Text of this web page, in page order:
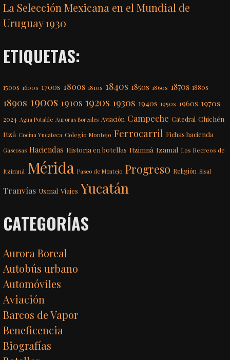
La Selección Mexicana en el Mundial de
Uruguay 1930
ETIQUETAS:
1500s 1600s 1700s 1800s 1810s 1840s 1850s 1860s 1870s 1880s
1890s 1900s 1910s 1920s 1930s 1940s 1950s 1960s 1970s
2024 Agua Potable Auroras Boreales Aviación Campeche Catedral Chichén
Itzá Cocina Yucateca Colegio Montejo Ferrocarril Fichas hacienda
Gaseosas Haciendas Historia en botellas Itzimná Izamal Los Recreos de
Itzimná Mérida Paseo de Montejo Progreso Religión Sisal
Tranvías Uxmal Viajes Yucatán
CATEGORÍAS
Aurora Boreal
Autobús urbano
Automóviles
Aviación
Barcos de Vapor
Beneficencia
Biografías